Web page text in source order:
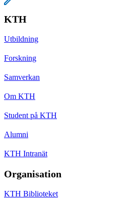
KTH
Utbildning
Forskning
Samverkan
Om KTH
Student på KTH
Alumni
KTH Intranät
Organisation
KTH Biblioteket